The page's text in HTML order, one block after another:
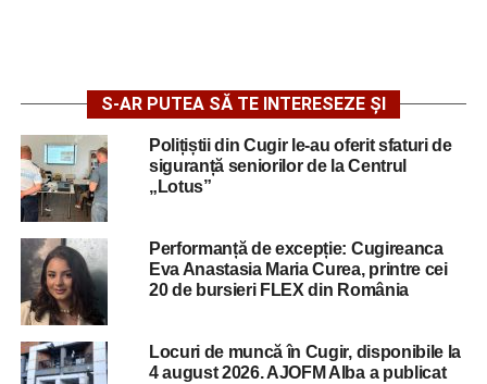
S-AR PUTEA SĂ TE INTERESEZE ȘI
Polițiștii din Cugir le-au oferit sfaturi de
siguranță seniorilor de la Centrul
„Lotus”
Performanță de excepție: Cugireanca
Eva Anastasia Maria Curea, printre cei
20 de bursieri FLEX din România
Locuri de muncă în Cugir, disponibile la
4 august 2026. AJOFM Alba a publicat